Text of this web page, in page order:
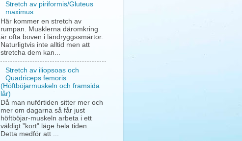
Stretch av piriformis/Gluteus
maximus
Här kommer en stretch av
rumpan. Musklerna däromkring
är ofta boven i ländryggssmärtor.
Naturligtvis inte alltid men att
stretcha dem kan...
Stretch av iliopsoas och
Quadriceps femoris
(Höftböjarmuskeln och framsida
lår)
Då man nuförtiden sitter mer och
mer om dagarna så får just
höftböjar-muskeln arbeta i ett
väldigt ”kort” läge hela tiden.
Detta medför att ...